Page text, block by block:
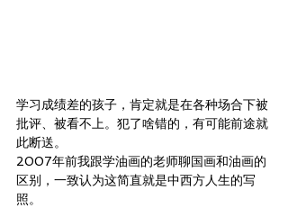
学习成绩差的孩子，肯定就是在各种场合下被
批评、被看不上。犯了啥错的，有可能前途就
此断送。
2007年前我跟学油画的老师聊国画和油画的
区别，一致认为这简直就是中西方人生的写
照。